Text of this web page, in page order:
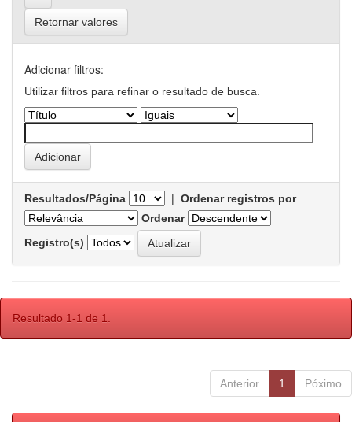
Retornar valores
Adicionar filtros:
Utilizar filtros para refinar o resultado de busca.
Resultados/Página | Ordenar registros por
Ordenar
Registro(s)
Resultado 1-1 de 1.
Anterior 1 Póximo